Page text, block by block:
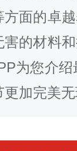
方面的卓
害的材料
为您介
加完美无